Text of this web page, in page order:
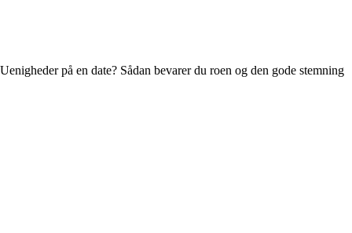
Uenigheder på en date? Sådan bevarer du roen og den gode stemning